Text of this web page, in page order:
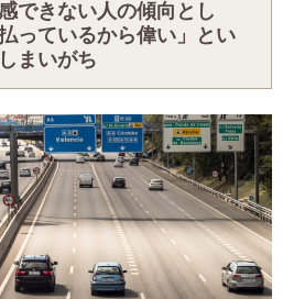
できない人の傾向とし
っているから偉い」とい
まいがち